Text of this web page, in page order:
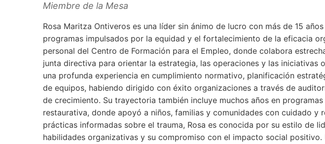
Miembre de la Mesa
Rosa Maritza Ontiveros es una líder sin ánimo de lucro con más de 15
programas impulsados por la equidad y el fortalecimiento de la eficacia
personal del Centro de Formación para el Empleo, donde colabora
junta directiva para orientar la estrategia, las operaciones y las iniciativas
una profunda experiencia en cumplimiento normativo, planificación
de equipos, habiendo dirigido con éxito organizaciones a través de
de crecimiento. Su trayectoria también incluye muchos años en
restaurativa, donde apoyó a niños, familias y comunidades con cuidado y
prácticas informadas sobre el trauma, Rosa es conocida por su estilo de
habilidades organizativas y su compromiso con el impacto social